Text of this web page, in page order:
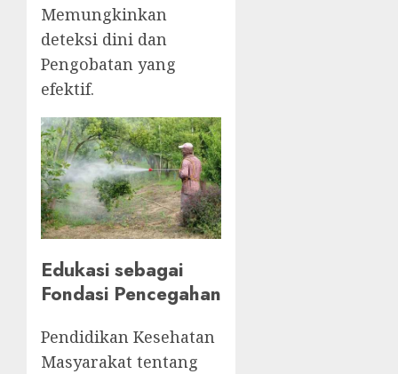
Memungkinkan
deteksi dini dan
Pengobatan yang
efektif.
Edukasi sebagai
Fondasi Pencegahan
Pendidikan Kesehatan
Masyarakat tentang